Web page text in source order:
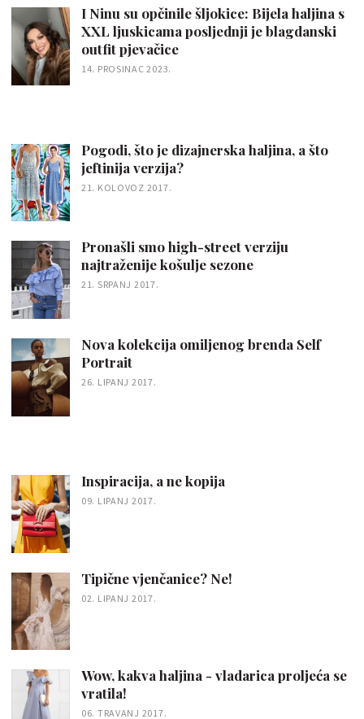
I Ninu su opčinile šljokice: Bijela haljina s
XXL ljuskicama posljednji je blagdanski
outfit pjevačice
14. PROSINAC 2023.
Pogodi, što je dizajnerska haljina, a što
jeftinija verzija?
21. KOLOVOZ 2017.
Pronašli smo high-street verziju
najtraženije košulje sezone
21. SRPANJ 2017.
Nova kolekcija omiljenog brenda Self
Portrait
26. LIPANJ 2017.
Inspiracija, a ne kopija
09. LIPANJ 2017.
Tipične vjenčanice? Ne!
02. LIPANJ 2017.
Wow, kakva haljina - vladarica proljeća se
vratila!
06. TRAVANJ 2017.